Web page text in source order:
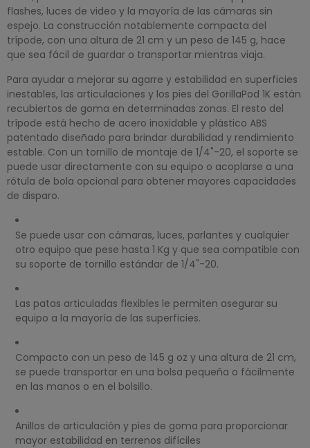
flashes, luces de video y la mayoría de las cámaras sin
espejo. La construcción notablemente compacta del
trípode, con una altura de 21 cm y un peso de 145 g, hace
que sea fácil de guardar o transportar mientras viaja.
Para ayudar a mejorar su agarre y estabilidad en superficies
inestables, las articulaciones y los pies del GorillaPod 1K están
recubiertos de goma en determinadas zonas. El resto del
trípode está hecho de acero inoxidable y plástico ABS
patentado diseñado para brindar durabilidad y rendimiento
estable. Con un tornillo de montaje de 1/4"-20, el soporte se
puede usar directamente con su equipo o acoplarse a una
rótula de bola opcional para obtener mayores capacidades
de disparo.
Se puede usar con cámaras, luces, parlantes y cualquier
otro equipo que pese hasta 1 Kg y que sea compatible con
su soporte de tornillo estándar de 1/4"-20.
Las patas articuladas flexibles le permiten asegurar su
equipo a la mayoría de las superficies.
Compacto con un peso de 145 g oz y una altura de 21 cm,
se puede transportar en una bolsa pequeña o fácilmente
en las manos o en el bolsillo.
Anillos de articulación y pies de goma para proporcionar
mayor estabilidad en terrenos difíciles